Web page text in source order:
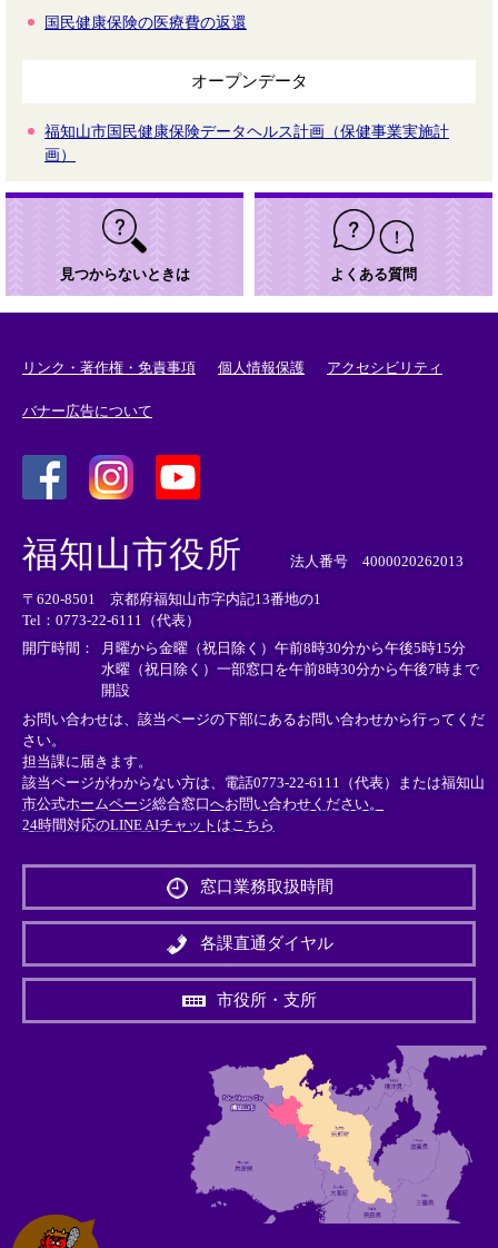
国民健康保険の医療費の返還
オープンデータ
福知山市国民健康保険データヘルス計画（保健事業実施計
画）
見つからないときは よくある質問
リンク・著作権・免責事項 個人情報保護 アクセシビリティ
バナー広告について
外
部
リ
ン
ク
＞
外
リ
ン
ク
＞
外
部
ン
ク
＞
福知山市役所 法人番号 4000020262013
〒620-8501 京都府福知山市字内記13番地の1
Tel：0773-22-6111（代表）
開庁時間：
月曜から金曜（祝日除く）午前8時30分から午後5時15分
水曜（祝日除く）一部窓口を午前8時30分から午後7時まで
開設
お問い合わせは、該当ページの下部にあるお問い合わせから行ってくだ
さい。
担当課に届きます。
該当ページがわからない方は、電話0773-22-6111（代表）または福知山
市公式ホームページ総合窓口へお問い合わせください。
24時間対応のLINE AIチャットはこちら
外
リ
ン
＞
窓口業務取扱時間
各課直通ダイヤル
市役所・支所